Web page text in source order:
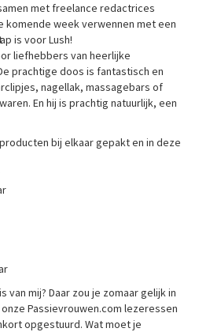
met freelance redactrices
komende week verwennen met een
is voor Lush!
liefhebbers van heerlijke
prachtige doos is fantastisch en
nagellak, massagebars of
En hij is prachtig natuurlijk, een
bij elkaar gepakt en in deze
van mij? Daar zou je zomaar gelijk in
Passievrouwen.com lezeressen
opgestuurd. Wat moet je